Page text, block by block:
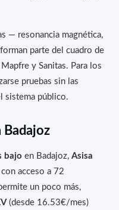
— resonancia magnética,
parte del cuadro de
y Sanitas. Para los
pruebas sin las
sistema público.
Badajoz
bajo en Badajoz, Asisa
acceso a 72
un poco más,
(desde 16.53€/mes)